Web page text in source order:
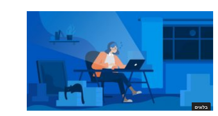
בלוגים